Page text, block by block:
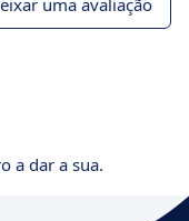
a dar a sua.